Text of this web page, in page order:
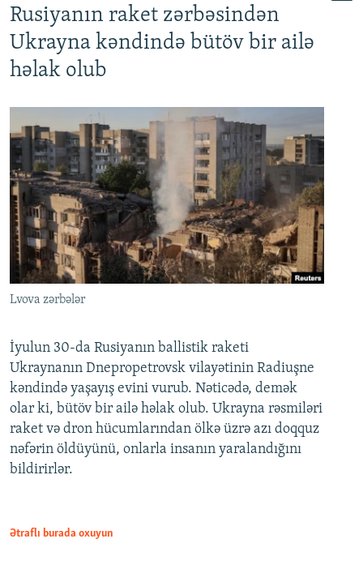
Rusiyanın raket zərbəsindən
Ukrayna kəndində bütöv bir ailə
həlak olub
Lvova zərbələr
İyulun 30-da Rusiyanın ballistik raketi
Ukraynanın Dnepropetrovsk vilayətinin Radiuşne
kəndində yaşayış evini vurub. Nəticədə, demək
olar ki, bütöv bir ailə həlak olub. Ukrayna rəsmiləri
raket və dron hücumlarından ölkə üzrə azı doqquz
nəfərin öldüyünü, onlarla insanın yaralandığını
bildirirlər.
Ətraflı burada oxuyun